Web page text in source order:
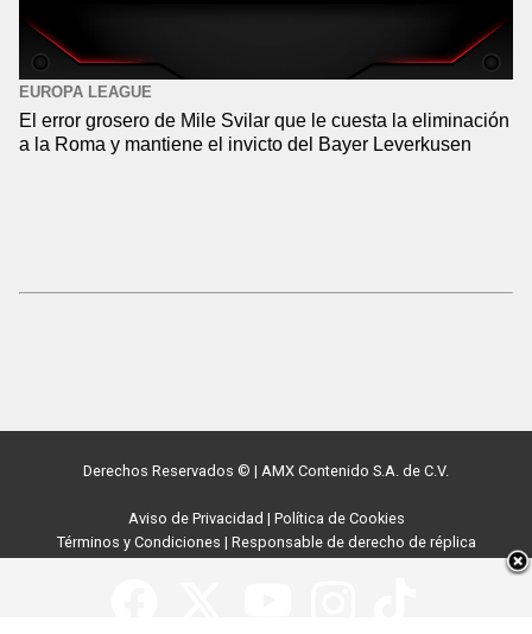
EUROPA LEAGUE
El error grosero de Mile Svilar que le cuesta la eliminación
a la Roma y mantiene el invicto del Bayer Leverkusen
Derechos Reservados © | AMX Contenido S.A. de C.V.
Aviso de Privacidad | Política de Cookies
Términos y Condiciones | Responsable de derecho de réplica